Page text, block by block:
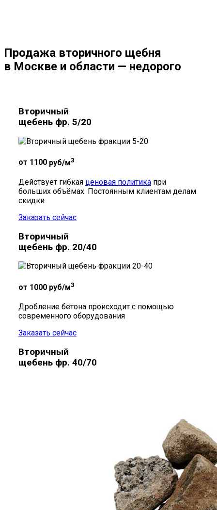
Продажа вторичного щебня
в Москве и области — недорого
Вторичный
щебень фр. 5/20
от 1100 руб/м3
Действует гибкая ценовая политика при
больших объёмах. Постоянным клиентам делам
скидки
Заказать сейчас
Вторичный
щебень фр. 20/40
от 1000 руб/м3
Дробление бетона происходит с помощью
современного оборудования
Заказать сейчас
Вторичный
щебень фр. 40/70